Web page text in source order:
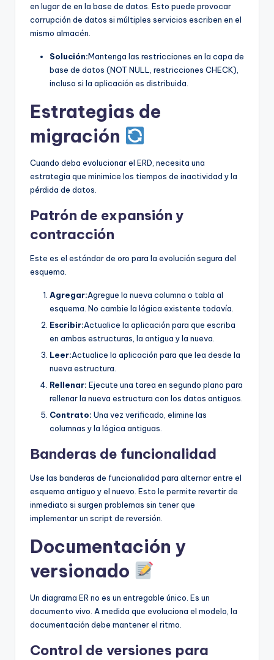
en lugar de en la base de datos. Esto puede provocar
corrupción de datos si múltiples servicios escriben en el
mismo almacén.
Solución:Mantenga las restricciones en la capa de
base de datos (NOT NULL, restricciones CHECK),
incluso si la aplicación es distribuida.
Estrategias de
migración
Cuando deba evolucionar el ERD, necesita una
estrategia que minimice los tiempos de inactividad y la
pérdida de datos.
Patrón de expansión y
contracción
Este es el estándar de oro para la evolución segura del
esquema.
Agregar:Agregue la nueva columna o tabla al
esquema. No cambie la lógica existente todavía.
Escribir:Actualice la aplicación para que escriba
en ambas estructuras, la antigua y la nueva.
Leer:Actualice la aplicación para que lea desde la
nueva estructura.
Rellenar: Ejecute una tarea en segundo plano para
rellenar la nueva estructura con los datos antiguos.
Contrato: Una vez verificado, elimine las
columnas y la lógica antiguas.
Banderas de funcionalidad
Use las banderas de funcionalidad para alternar entre el
esquema antiguo y el nuevo. Esto le permite revertir de
inmediato si surgen problemas sin tener que
implementar un script de reversión.
Documentación y
versionado
Un diagrama ER no es un entregable único. Es un
documento vivo. A medida que evoluciona el modelo, la
documentación debe mantener el ritmo.
Control de versiones para